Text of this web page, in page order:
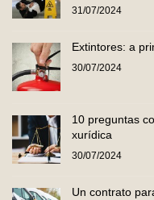
31/07/2024
Extintores: a
30/07/2024
10 preguntas
xurídica
30/07/2024
Un contrato